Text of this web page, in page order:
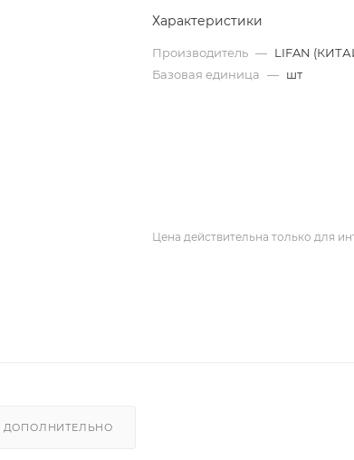
Характеристики
Производитель — LIFAN
Базовая единица — шт
Цена действительна только для
ДОПОЛНИТЕЛЬНО